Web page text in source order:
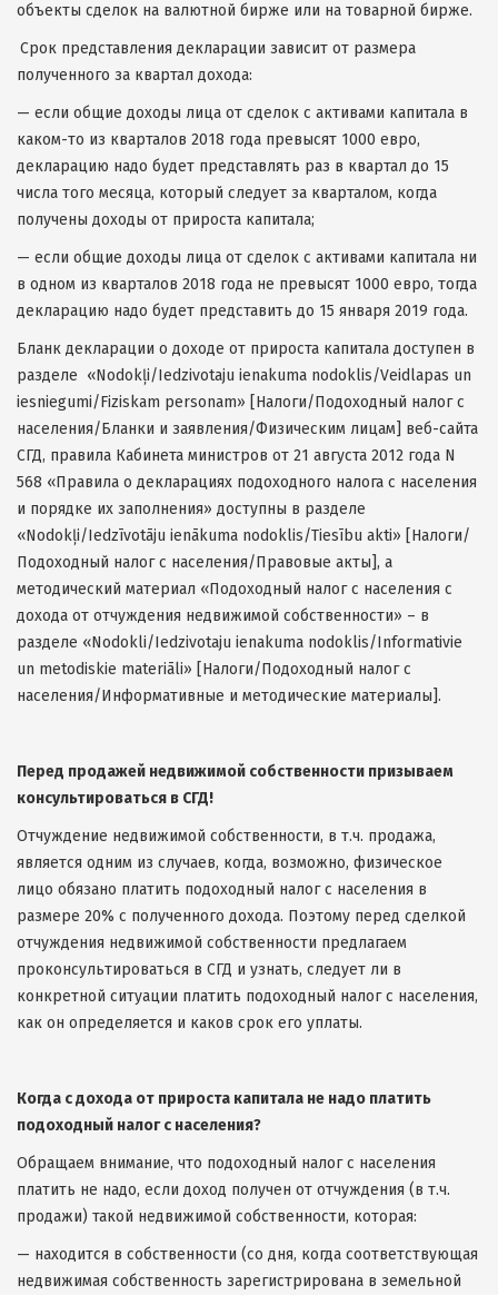
объекты сделок на валютной бирже или на товарной бирже.
Срок представления декларации зависит от размера
полученного за квартал дохода:
— если общие доходы лица от сделок с активами капитала в
каком-то из кварталов 2018 года превысят 1000 евро,
декларацию надо будет представлять раз в квартал до 15
числа того месяца, который следует за кварталом, когда
получены доходы от прироста капитала;
— если общие доходы лица от сделок с активами капитала ни
в одном из кварталов 2018 года не превысят 1000 евро, тогда
декларацию надо будет представить до 15 января 2019 года.
Бланк декларации о доходе от прироста капитала доступен в
разделе «Nodokļi/Iedzivotaju ienakuma nodoklis/Veidlapas un
iesniegumi/Fiziskam personam» [Налоги/Подоходный налог с
населения/Бланки и заявления/Физическим лицам] веб-сайта
СГД, правила Кабинета министров от 21 августа 2012 года N
568 «Правила о декларациях подоходного налога с населения
и порядке их заполнения» доступны в разделе
«Nodokļi/Iedzīvotāju ienākuma nodoklis/Tiesību akti» [Налоги/
Подоходный налог с населения/Правовые акты], а
методический материал «Подоходный налог с населения с
дохода от отчуждения недвижимой собственности» – в
разделе «Nodokli/Iedzivotaju ienakuma nodoklis/Informativie
un metodiskie materiāli» [Налоги/Подоходный налог с
населения/Информативные и методические материалы].
Перед продажей недвижимой собственности призываем
консультироваться в СГД!
Отчуждение недвижимой собственности, в т.ч. продажа,
является одним из случаев, когда, возможно, физическое
лицо обязано платить подоходный налог с населения в
размере 20% с полученного дохода. Поэтому перед сделкой
отчуждения недвижимой собственности предлагаем
проконсультироваться в СГД и узнать, следует ли в
конкретной ситуации платить подоходный налог с населения,
как он определяется и каков срок его уплаты.
Когда с дохода от прироста капитала не надо платить
подоходный налог с населения?
Обращаем внимание, что подоходный налог с населения
платить не надо, если доход получен от отчуждения (в т.ч.
продажи) такой недвижимой собственности, которая:
— находится в собственности (со дня, когда соответствующая
недвижимая собственность зарегистрирована в земельной